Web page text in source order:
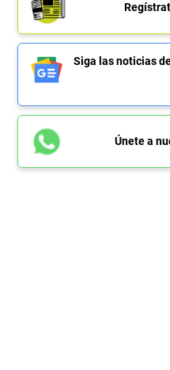
Siga las noticias
Únete a